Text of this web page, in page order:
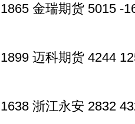
金瑞期货 5015 -
迈科期货 4244
浙江永安 2832